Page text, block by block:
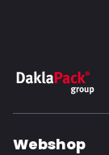
Webshop